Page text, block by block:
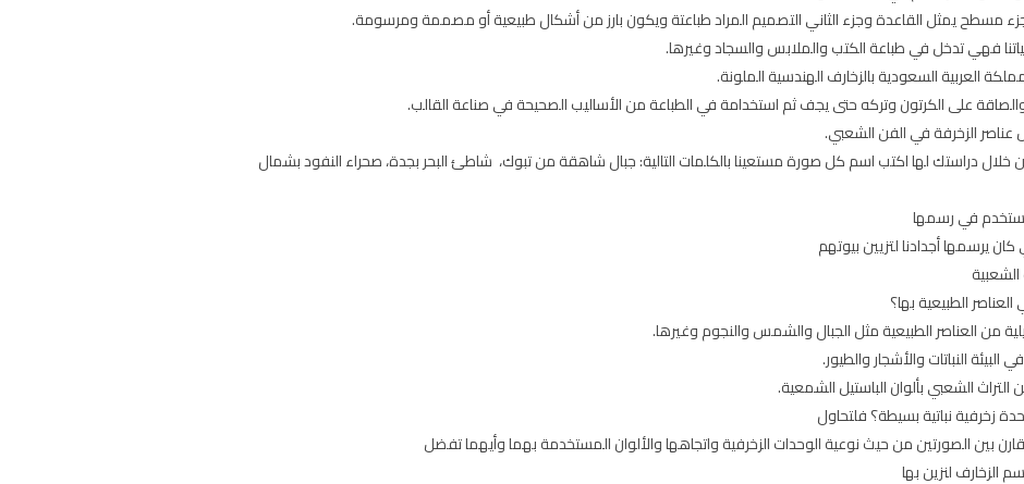
جزء مسطح يمثل القاعدة وجزء الثاني التصميم المراد طباعتة ويكون بارز من أشكال طبيعية أو مصممة ومرسومة.
فهي تدخل في طباعة الكتب والملابس والسجاد وغيرها.
العربية السعودية بالزخارف الهندسية الملونة.
على الكرتون وتركه حتى يجف ثم استخدامة في الطباعة من الأساليب الصحيحة في صناعة القالب.
خلال دراستك لها اكتب اسم كل صورة مستعينا بالكلمات التالية: جبال شاهقة من تبوك، شاطئ البحر بجدة، صحراء النفود بشمال
في رسمها
يرسمها أجدادنا لتزيين بيوتهم
من العناصر الطبيعية مثل الجبال والشمس والنجوم وغيرها.
النباتات والأشجار والطيور.
الشعبي بألوان الباستيل الشمعية.
زخرفية نباتية بسيطة؟ فلتحاول
الزخارف لنزين بها